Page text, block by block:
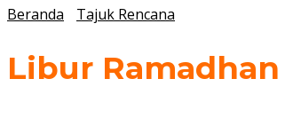
Beranda Tajuk Rencana
Libur Ramadhan